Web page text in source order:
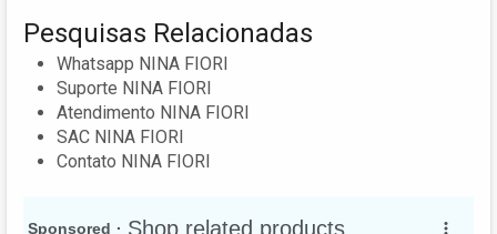
Pesquisas Relacionadas
Whatsapp NINA FIORI
Suporte NINA FIORI
Atendimento NINA FIORI
SAC NINA FIORI
Contato NINA FIORI